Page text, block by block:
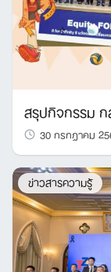
สรุปกิจกรรม
30 กรกฎาคม
ข่าวสารความรู้